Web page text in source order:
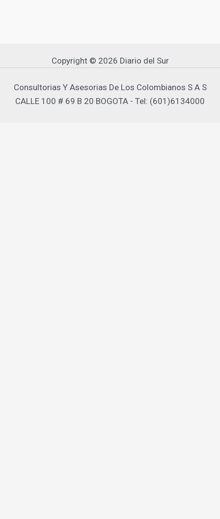
Copyright © 2026 Diario del Sur
Consultorias Y Asesorias De Los Colombianos S A S
CALLE 100 # 69 B 20 BOGOTA - Tel: (601)6134000